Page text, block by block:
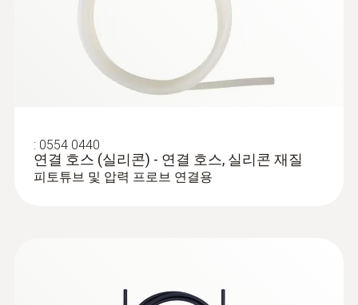
0602 1793
견고한 대기용 프로브, 열전대 K 타입
: 0554 0440
연결 호스 (실리콘) - 연결 호스, 실리콘 재질
피토튜브 및 압력 프로브 연결용